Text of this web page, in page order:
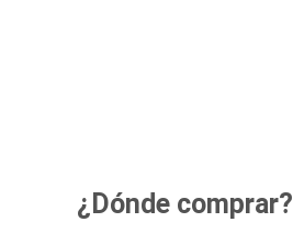
¿Dónde comprar?